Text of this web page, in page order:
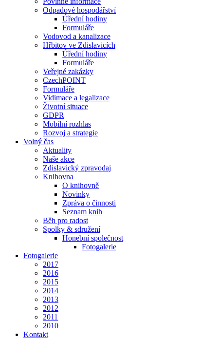
Odpadové hospodářství
Úřední hodiny
Formuláře
Vodovod a kanalizace
Hřbitov ve Zdislavicích
Úřední hodiny
Formuláře
Veřejné zakázky
CzechPOINT
Formuláře
Vidimace a legalizace
Životní situace
GDPR
Mobilní rozhlas
Rozvoj a strategie
Volný čas
Aktuality
Naše akce
Zdislavický zpravodaj
Knihovna
O knihovně
Novinky
Zpráva o činnosti
Seznam knih
Běh pro radost
Spolky & sdružení
Honební společnost
Fotogalerie
Fotogalerie
2017
2016
2015
2014
2013
2012
2011
2010
Kontakt